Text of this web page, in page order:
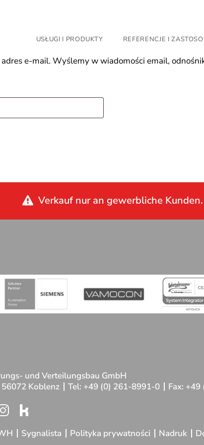
USŁUGI I PRODUKTY REFERENCJE I
e-mail. Wyślemy w wiadomości email,
Verkauf nur an gewerbliche Kunden.
und Verteilungsbau GmbH
56072 Koblenz Tel: +49 (0) 261-8991-0 Fax: +49
Sygnalista Polityka prywatności Nadruk